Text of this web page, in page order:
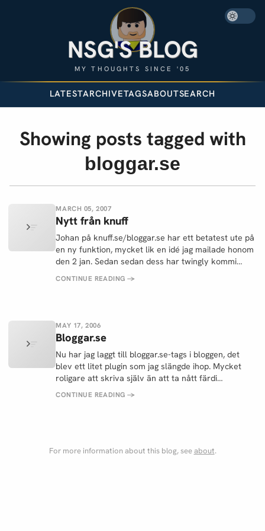
NSG'S BLOG
MY THOUGHTS SINCE '05
LATESTARCHIVETAGSABOUTSEARCH
Showing posts tagged with
bloggar.se
MARCH 05, 2007
Nytt från knuff
Johan på knuff.se/bloggar.se har ett betatest ute på
en ny funktion, mycket lik en idé jag mailade honom
den 2 jan. Sedan sedan dess har twingly kommi…
CONTINUE READING→
MAY 17, 2006
Bloggar.se
Nu har jag laggt till bloggar.se-tags i bloggen, det
blev ett litet plugin som jag slängde ihop. Mycket
roligare att skriva själv än att ta nått färdi…
CONTINUE READING→
For more information about this blog, seeabout.